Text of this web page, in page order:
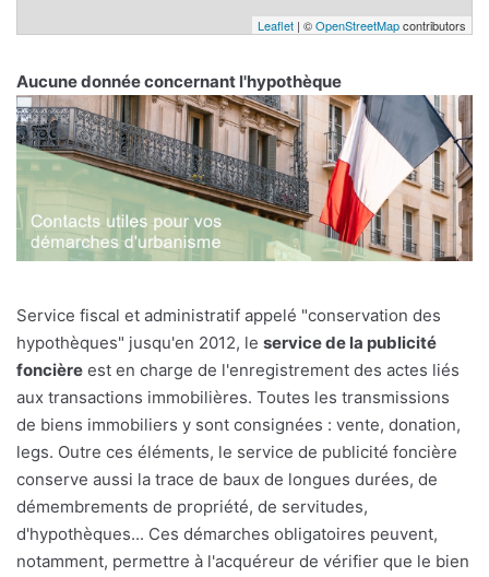
Leaflet | ©OpenStreetMapcontributors
Aucune donnée concernant l'hypothèque
Service fiscal et administratif appelé "conservation des
hypothèques" jusqu'en 2012, le service de la publicité
foncière est en charge de l'enregistrement des actes liés
aux transactions immobilières. Toutes les transmissions
de biens immobiliers y sont consignées : vente, donation,
legs. Outre ces éléments, le service de publicité foncière
conserve aussi la trace de baux de longues durées, de
démembrements de propriété, de servitudes,
d'hypothèques... Ces démarches obligatoires peuvent,
notamment, permettre à l'acquéreur de vérifier que le bien